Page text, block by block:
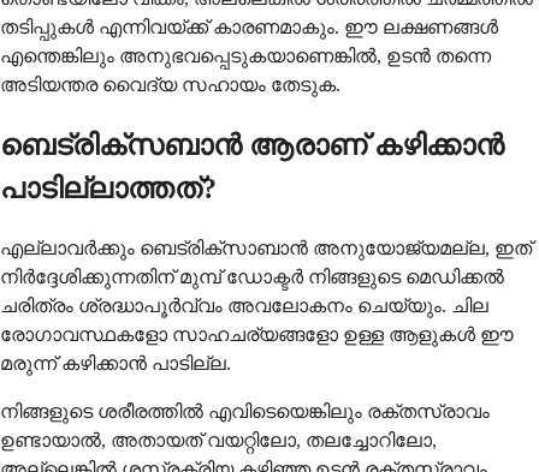
തടിപ്പുകൾ എന്നിവയ്ക്ക് കാരണമാകും. ഈ ലക്ഷണങ്ങൾ
എന്തെങ്കിലും അനുഭവപ്പെടുകയാണെങ്കിൽ, ഉടൻ തന്നെ
അടിയന്തര വൈദ്യ സഹായം തേടുക.
ബെട്രിക്സബാൻ ആരാണ് കഴിക്കാൻ
പാടില്ലാത്തത്?
എല്ലാവർക്കും ബെട്രിക്സാബാൻ അനുയോജ്യമല്ല, ഇത്
നിർദ്ദേശിക്കുന്നതിന് മുമ്പ് ഡോക്ടർ നിങ്ങളുടെ മെഡിക്കൽ
ചരിത്രം ശ്രദ്ധാപൂർവ്വം അവലോകനം ചെയ്യും. ചില
രോഗാവസ്ഥകളോ സാഹചര്യങ്ങളോ ഉള്ള ആളുകൾ ഈ
മരുന്ന് കഴിക്കാൻ പാടില്ല.
നിങ്ങളുടെ ശരീരത്തിൽ എവിടെയെങ്കിലും രക്തസ്രാവം
ഉണ്ടായാൽ, അതായത് വയറ്റിലോ, തലച്ചോറിലോ,